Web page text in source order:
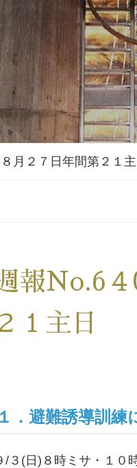
月２７日年間第２１主
報No.6４
１主日
．避難誘導訓練
/３(日)８時ミサ・１０